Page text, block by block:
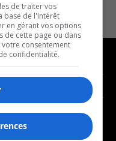
de traiter vos
base de l'intérêt
en gérant vos options
de cette page ou dans
consentement
confidentialité.